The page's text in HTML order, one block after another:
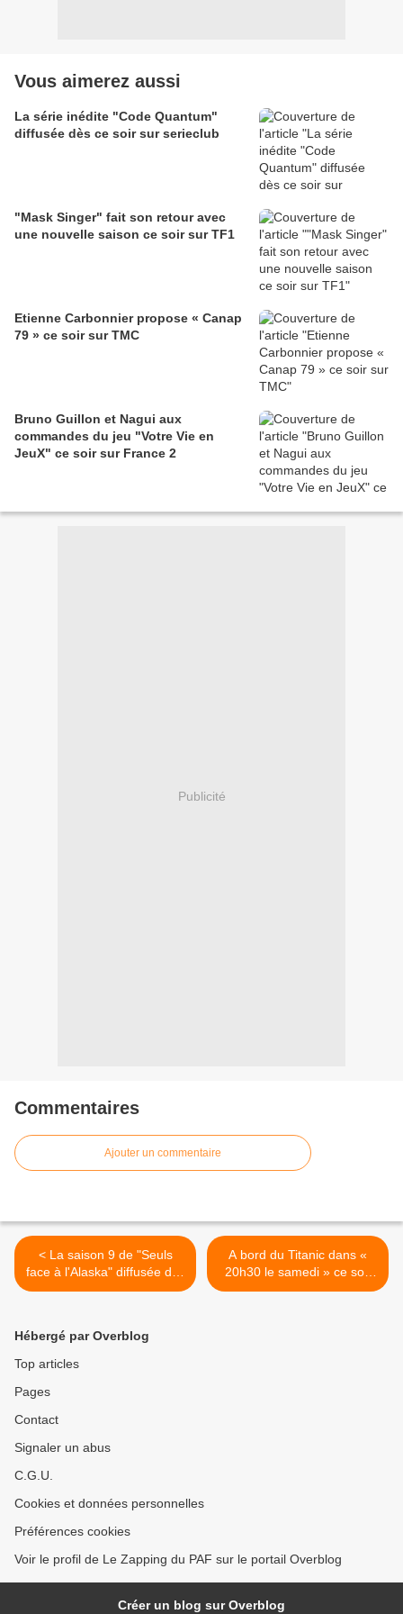
Vous aimerez aussi
La série inédite "Code Quantum"
diffusée dès ce soir sur serieclub
"Mask Singer" fait son retour avec
une nouvelle saison ce soir sur TF1
Etienne Carbonnier propose « Canap
79 » ce soir sur TMC
Bruno Guillon et Nagui aux
commandes du jeu "Votre Vie en
JeuX" ce soir sur France 2
Publicité
Commentaires
Ajouter un commentaire
< La saison 9 de "Seuls
face à l'Alaska" diffusée dès
ce soir sur RMC
A bord du Titanic dans «
20h30 le samedi » ce soir
sur France 2 >
Hébergé par Overblog
Top articles
Pages
Contact
Signaler un abus
C.G.U.
Cookies et données personnelles
Préférences cookies
Voir le profil de Le Zapping du PAF sur le portail Overblog
Créer un blog sur Overblog